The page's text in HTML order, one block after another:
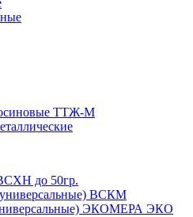
ТТЖ-М
до 50гр.
ВСКМ
ЭКОМЕРА ЭКО